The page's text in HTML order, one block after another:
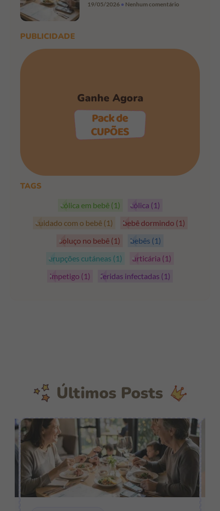
19/05/2026 Nenhum comentário
PUBLICIDADE
Ganhe Agora
TAGS
cólica em bebê (1) cólica (1)
cuidado com o bebê (1) bebê dormindo (1)
soluço no bebê (1) bebês (1)
erupções cutáneas (1) urticária (1)
impetigo (1) feridas infectadas (1)
Últimos Posts